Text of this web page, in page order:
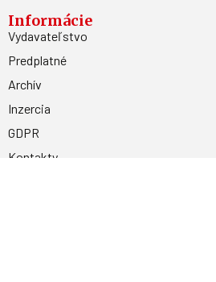
Informácie
Vydavateľstvo
Predplatné
Archív
Inzercia
GDPR
Kontakty